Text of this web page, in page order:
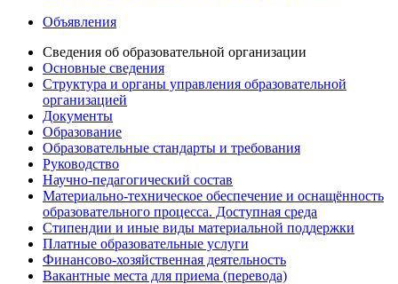
Объявления
Сведения об образовательной организации
Основные сведения
Структура и органы управления образовательной
организацией
Документы
Образование
Образовательные стандарты и требования
Руководство
Научно-педагогический состав
Материально-техническое обеспечение и оснащённость
образовательного процесса. Доступная среда
Стипендии и иные виды материальной поддержки
Платные образовательные услуги
Финансово-хозяйственная деятельность
Вакантные места для приема (перевода)